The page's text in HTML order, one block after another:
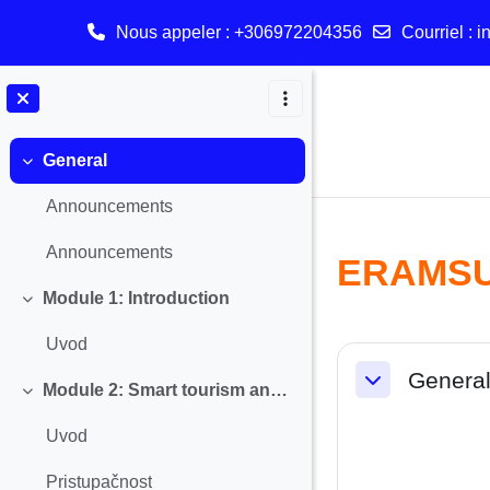
Nous appeler : +306972204356 Courriel :
Replier
General
Announcements
Announcements
Replier
Module 1: Introduction
Uvod
Replier
Module 2: Smart tourism and Accessibility
Uvod
Pristupačnost
Résumé
General